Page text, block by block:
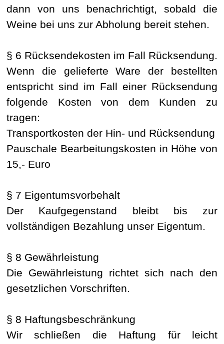
dann von uns benachrichtigt, sobald die
Weine bei uns zur Abholung bereit stehen.
§ 6 Rücksendekosten im Fall Rücksendung.
Wenn die gelieferte Ware der bestellten
entspricht sind im Fall einer Rücksendung
folgende Kosten von dem Kunden zu
tragen:
Transportkosten der Hin- und Rücksendung
Pauschale Bearbeitungskosten in Höhe von
15,- Euro
§ 7 Eigentumsvorbehalt
Der Kaufgegenstand bleibt bis zur
vollständigen Bezahlung unser Eigentum.
§ 8 Gewährleistung
Die Gewährleistung richtet sich nach den
gesetzlichen Vorschriften.
§ 8 Haftungsbeschränkung
Wir schließen die Haftung für leicht